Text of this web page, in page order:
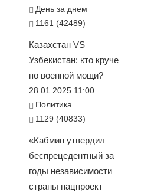
День за днем
1161 (42489)
Казахстан VS
Узбекистан: кто круче
по военной мощи?
28.01.2025 11:00
Политика
1129 (40833)
«Кабмин утвердил
беспрецедентный за
годы независимости
страны нацпроект